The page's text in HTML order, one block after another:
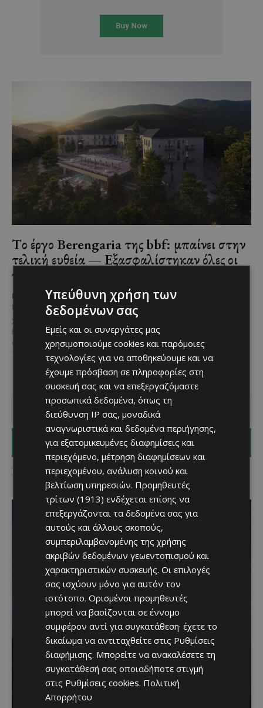
Tο έργο Berengaria της bbf: μπαίνει στην
τελική ευθεία — Εξασφαλίστηκαν όλες οι
πολεοδομικές άδειες
ΜΈΝΟΥΜΕ ΕΝΗΜΕΡΩΜΈΝΟΙ G_papadopoulos
May 15, 2026
Στην τελική ευθεία εισέρχεται πλέον το εμβληματικό έργο
Berengaria της bbf:, καθώς έχουν εξασφαλιστεί όλες οι
απαιτούμενες πολεοδομικές άδειες που αφορούν το ξενοδοχείο,
τις...
I WANT IN
I've read and accept the Privacy Policy.
Βραδινή πεζοπορία στον
Υπεύθυνη χρήση των
δεδομένων σας
Εμείς και οι συνεργάτες μας
χρησιμοποιούμε cookies και παρόμοιες
τεχνολογίες για να αποθηκεύουμε και να
έχουμε πρόσβαση σε πληροφορίες στη
συσκευή σας και να επεξεργαζόμαστε
προσωπικά δεδομένα, όπως τη
διεύθυνση IP σας, μοναδικά
αναγνωριστικά και δεδομένα περιήγησης,
για εξατομικευμένες διαφημίσεις και
περιεχόμενο, μέτρηση διαφημίσεων και
περιεχομένου, ανάλυση κοινού και
βελτίωση υπηρεσιών. Προμηθευτές
τρίτων (1913) ενδέχεται επίσης να
επεξεργάζονται τα δεδομένα σας για
αυτούς και άλλους σκοπούς,
συμπεριλαμβανομένης της χρήσης
ακριβών δεδομένων γεωεντοπισμού και
χαρακτηριστικών συσκευής. Οι επιλογές
σας ισχύουν μόνο για αυτόν τον
ιστότοπο. Ορισμένοι προμηθευτές
μπορεί να βασίζονται σε έννομο
συμφέρον αντί για συγκατάθεση· έχετε το
δικαίωμα να αντιταχθείτε στις Ρυθμίσεις
διαφήμισης. Μπορείτε να ανακαλέσετε τη
συγκατάθεσή σας οποιαδήποτε στιγμή
στις Ρυθμίσεις cookies. Πολιτική
Απορρήτου